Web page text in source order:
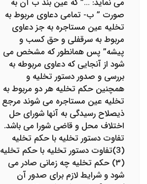
می نماید: …” که عین بند ب آن به
صورت ” ب- تمامی دعاوی مربوط به
تخلیه عین مستاجره به جز دعاوی
مربوط به سرقفلی و حق کسب و
پیشه” پس همانطور که مشخص می
شود از آنجایی که دعاوی مربوطه به
بررسی و صدور دستور تخلیه و
همچنین حکم تخلیه هر دو مربوط به
تخلیه عین مستاجره می شوند مرجع
ذیصلاح رسیدگی به آنها شورای حل
اختلاف محل و قاضی شورا می باشد.
تفاوت دستور تخلیه با حکم تخلیه
(3)تفاوت دستور تخلیه با حکم تخلیه
(۳) حکم تخلیه چه زمانی صادر می
شود و شرایط لازم برای صدور آن